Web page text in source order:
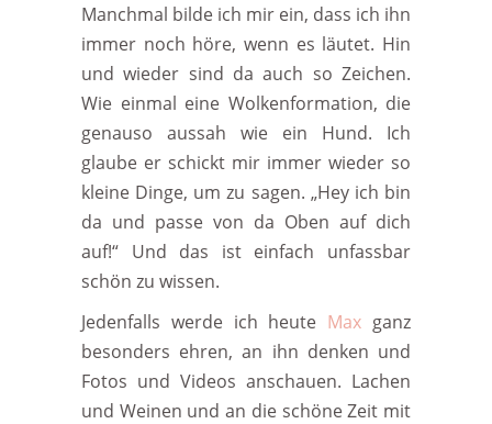
Manchmal bilde ich mir ein, dass ich ihn
immer noch höre, wenn es läutet. Hin
und wieder sind da auch so Zeichen.
Wie einmal eine Wolkenformation, die
genauso aussah wie ein Hund. Ich
glaube er schickt mir immer wieder so
kleine Dinge, um zu sagen. „Hey ich bin
da und passe von da Oben auf dich
auf!“ Und das ist einfach unfassbar
schön zu wissen.
Jedenfalls werde ich heute Max ganz
besonders ehren, an ihn denken und
Fotos und Videos anschauen. Lachen
und Weinen und an die schöne Zeit mit